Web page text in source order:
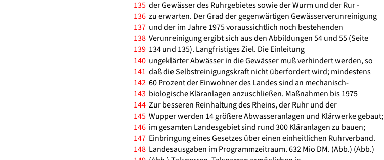
135 der Gewässer des Ruhrgebietes sowie der Wurm und der Rur -
136 zu erwarten. Der Grad der gegenwärtigen Gewässerverunreinigung
137 und der im Jahre 1975 voraussichtlich noch bestehenden
138 Verunreinigung ergibt sich aus den Abbildungen 54 und 55 (Seite
139 134 und 135). Langfristiges Ziel. Die Einleitung
140 ungeklärter Abwässer in die Gewässer muß verhindert werden, so
141 daß die Selbstreinigungskraft nicht überfordert wird; mindestens
142 60 Prozent der Einwohner des Landes sind an mechanisch-
143 biologische Kläranlagen anzuschließen. Maßnahmen bis 1975
144 Zur besseren Reinhaltung des Rheins, der Ruhr und der
145 Wupper werden 14 größere Abwasseranlagen und Klärwerke gebaut;
146 im gesamten Landesgebiet sind rund 300 Kläranlagen zu bauen;
147 Einbringung eines Gesetzes über einen einheitlichen Ruhrverband.
148 Landesausgaben im Programmzeitraum. 632 Mio DM. (Abb.) (Abb.)